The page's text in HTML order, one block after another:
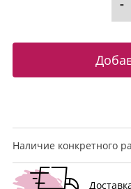
-
Наличие конкретного